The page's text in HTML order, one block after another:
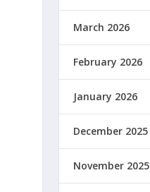
March 2026
February 2026
January 2026
December 2025
November 2025